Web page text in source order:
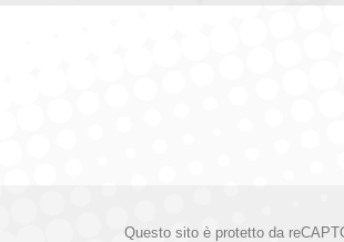
Questo sito è protetto da